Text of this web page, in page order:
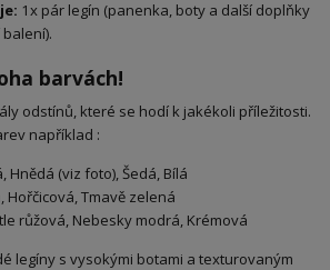
1x pár legín (panenka, boty a další doplňky
barvách!
odstínů, které se hodí k jakékoli příležitosti.
například :
Hnědá (viz foto), Šedá, Bílá
Hořčicová, Tmavě zelená
růžová, Nebesky modrá, Krémová
legíny s vysokými botami a texturovaným